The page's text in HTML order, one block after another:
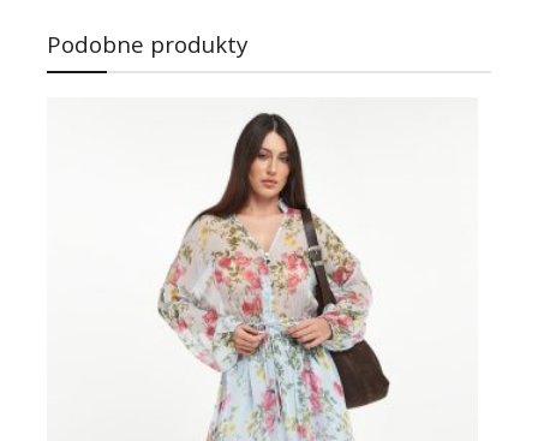
Podobne produkty